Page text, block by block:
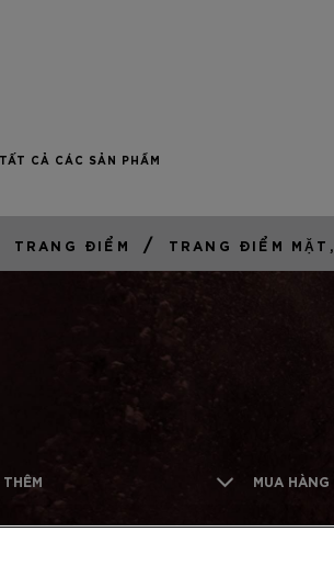
CẢ CÁC SẢN PHẨM
TRANG ĐIỂM / TRANG ĐIỂM
MUA